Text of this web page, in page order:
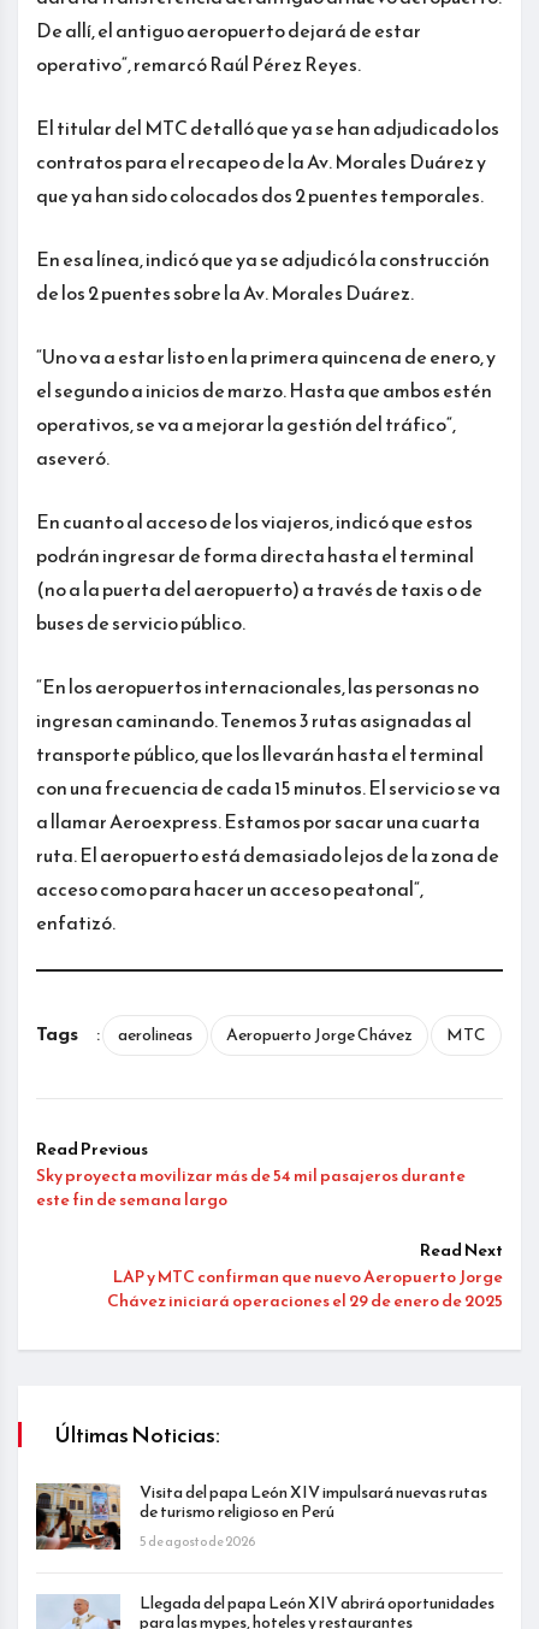
De allí, el antiguo aeropuerto dejará de estar
operativo“, remarcó Raúl Pérez Reyes.
El titular del MTC detalló que ya se han adjudicado los
contratos para el recapeo de la Av. Morales Duárez y
que ya han sido colocados dos 2 puentes temporales.
En esa línea, indicó que ya se adjudicó la construcción
de los 2 puentes sobre la Av. Morales Duárez.
“Uno va a estar listo en la primera quincena de enero, y
el segundo a inicios de marzo. Hasta que ambos estén
operativos, se va a mejorar la gestión del tráfico“,
aseveró.
En cuanto al acceso de los viajeros, indicó que estos
podrán ingresar de forma directa hasta el terminal
(no a la puerta del aeropuerto) a través de taxis o de
buses de servicio público.
“En los aeropuertos internacionales, las personas no
ingresan caminando. Tenemos 3 rutas asignadas al
transporte público, que los llevarán hasta el terminal
con una frecuencia de cada 15 minutos. El servicio se va
a llamar Aeroexpress. Estamos por sacar una cuarta
ruta. El aeropuerto está demasiado lejos de la zona de
acceso como para hacer un acceso peatonal“,
enfatizó.
Tags : aerolineas Aeropuerto Jorge Chávez MTC
Read Previous
Sky proyecta movilizar más de 54 mil pasajeros durante
este fin de semana largo
Read Next
LAP y MTC confirman que nuevo Aeropuerto Jorge
Chávez iniciará operaciones el 29 de enero de 2025
Últimas Noticias:
Visita del papa León XIV impulsará nuevas rutas
de turismo religioso en Perú
5 de agosto de 2026
Llegada del papa León XIV abrirá oportunidades
para las mypes, hoteles y restaurantes